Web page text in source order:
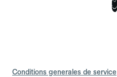
Conditions generales de service